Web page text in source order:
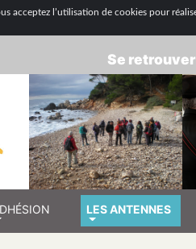
acceptez l’utilisation de cookies pour
ASSOCIATION
Se
LES ANTENNES